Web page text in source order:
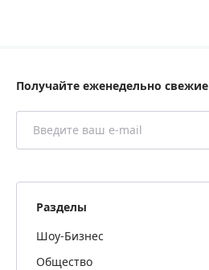
Получайте еженедельно
Разделы
Шоу-Бизнес
Общество